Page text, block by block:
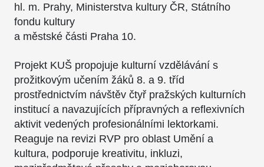
hl. m. Prahy, Ministerstva kultury ČR, Státního
fondu kultury
a městské části Praha 10.
Projekt KUŠ propojuje kulturní vzdělávání s
prožitkovým učením žáků 8. a 9. tříd
prostřednictvím návštěv čtyř pražských kulturních
institucí a navazujících přípravných a reflexivních
aktivit vedených profesionálními lektorkami.
Reaguje na revizi RVP pro oblast Umění a
kultura, podporuje kreativitu, inkluzi,